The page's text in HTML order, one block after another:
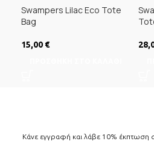
Swampers Lilac Eco Tote
Bag
15,00 €
Κάνε εγγραφή και λάβε 10% έκπτωση